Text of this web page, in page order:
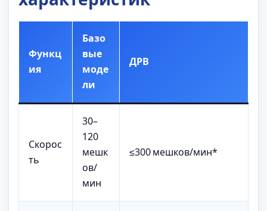
Функц
ия
Базо
вые
моде
ли
ДРВ
Скорос
ть
30–
120
мешк
ов/
мин
≤300 мешков/мин*